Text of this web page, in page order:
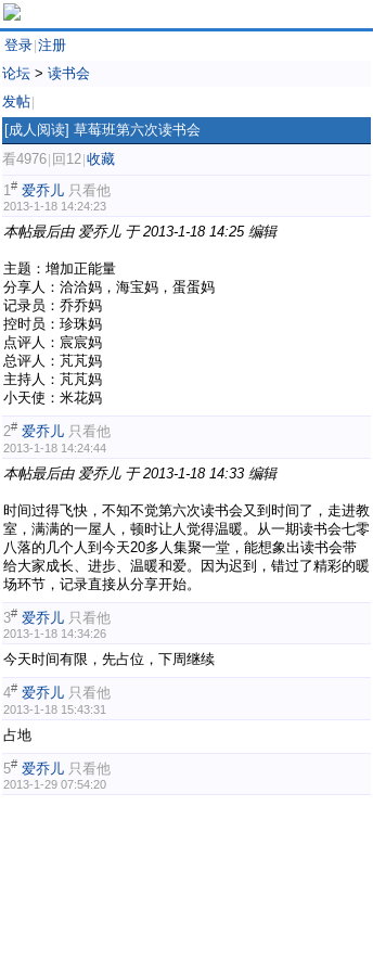
登录 注册
论坛 > 读书会
发帖
[成人阅读] 草莓班第六次读书会
看4976 回12 收藏
1# 爱乔儿 只看他
2013-1-18 14:24:23
本帖最后由 爱乔儿 于 2013-1-18 14:25 编辑
主题：增加正能量
分享人：洽洽妈，海宝妈，蛋蛋妈
记录员：乔乔妈
控时员：珍珠妈
点评人：宸宸妈
总评人：芃芃妈
主持人：芃芃妈
小天使：米花妈
2# 爱乔儿 只看他
2013-1-18 14:24:44
本帖最后由 爱乔儿 于 2013-1-18 14:33 编辑
时间过得飞快，不知不觉第六次读书会又到时间了，走进教
室，满满的一屋人，顿时让人觉得温暖。从一期读书会七零
八落的几个人到今天20多人集聚一堂，能想象出读书会带
给大家成长、进步、温暖和爱。因为迟到，错过了精彩的暖
场环节，记录直接从分享开始。
3# 爱乔儿 只看他
2013-1-18 14:34:26
今天时间有限，先占位，下周继续
4# 爱乔儿 只看他
2013-1-18 15:43:31
占地
5# 爱乔儿 只看他
2013-1-29 07:54:20